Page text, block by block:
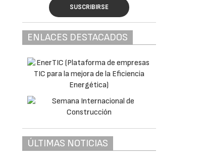
SUSCRIBIRSE
ENLACES DESTACADOS
ÚLTIMAS NOTICIAS